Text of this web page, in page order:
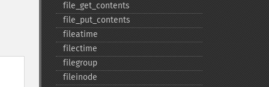
file_​get_​contents
file_​put_​contents
fileatime
filectime
filegroup
fileinode